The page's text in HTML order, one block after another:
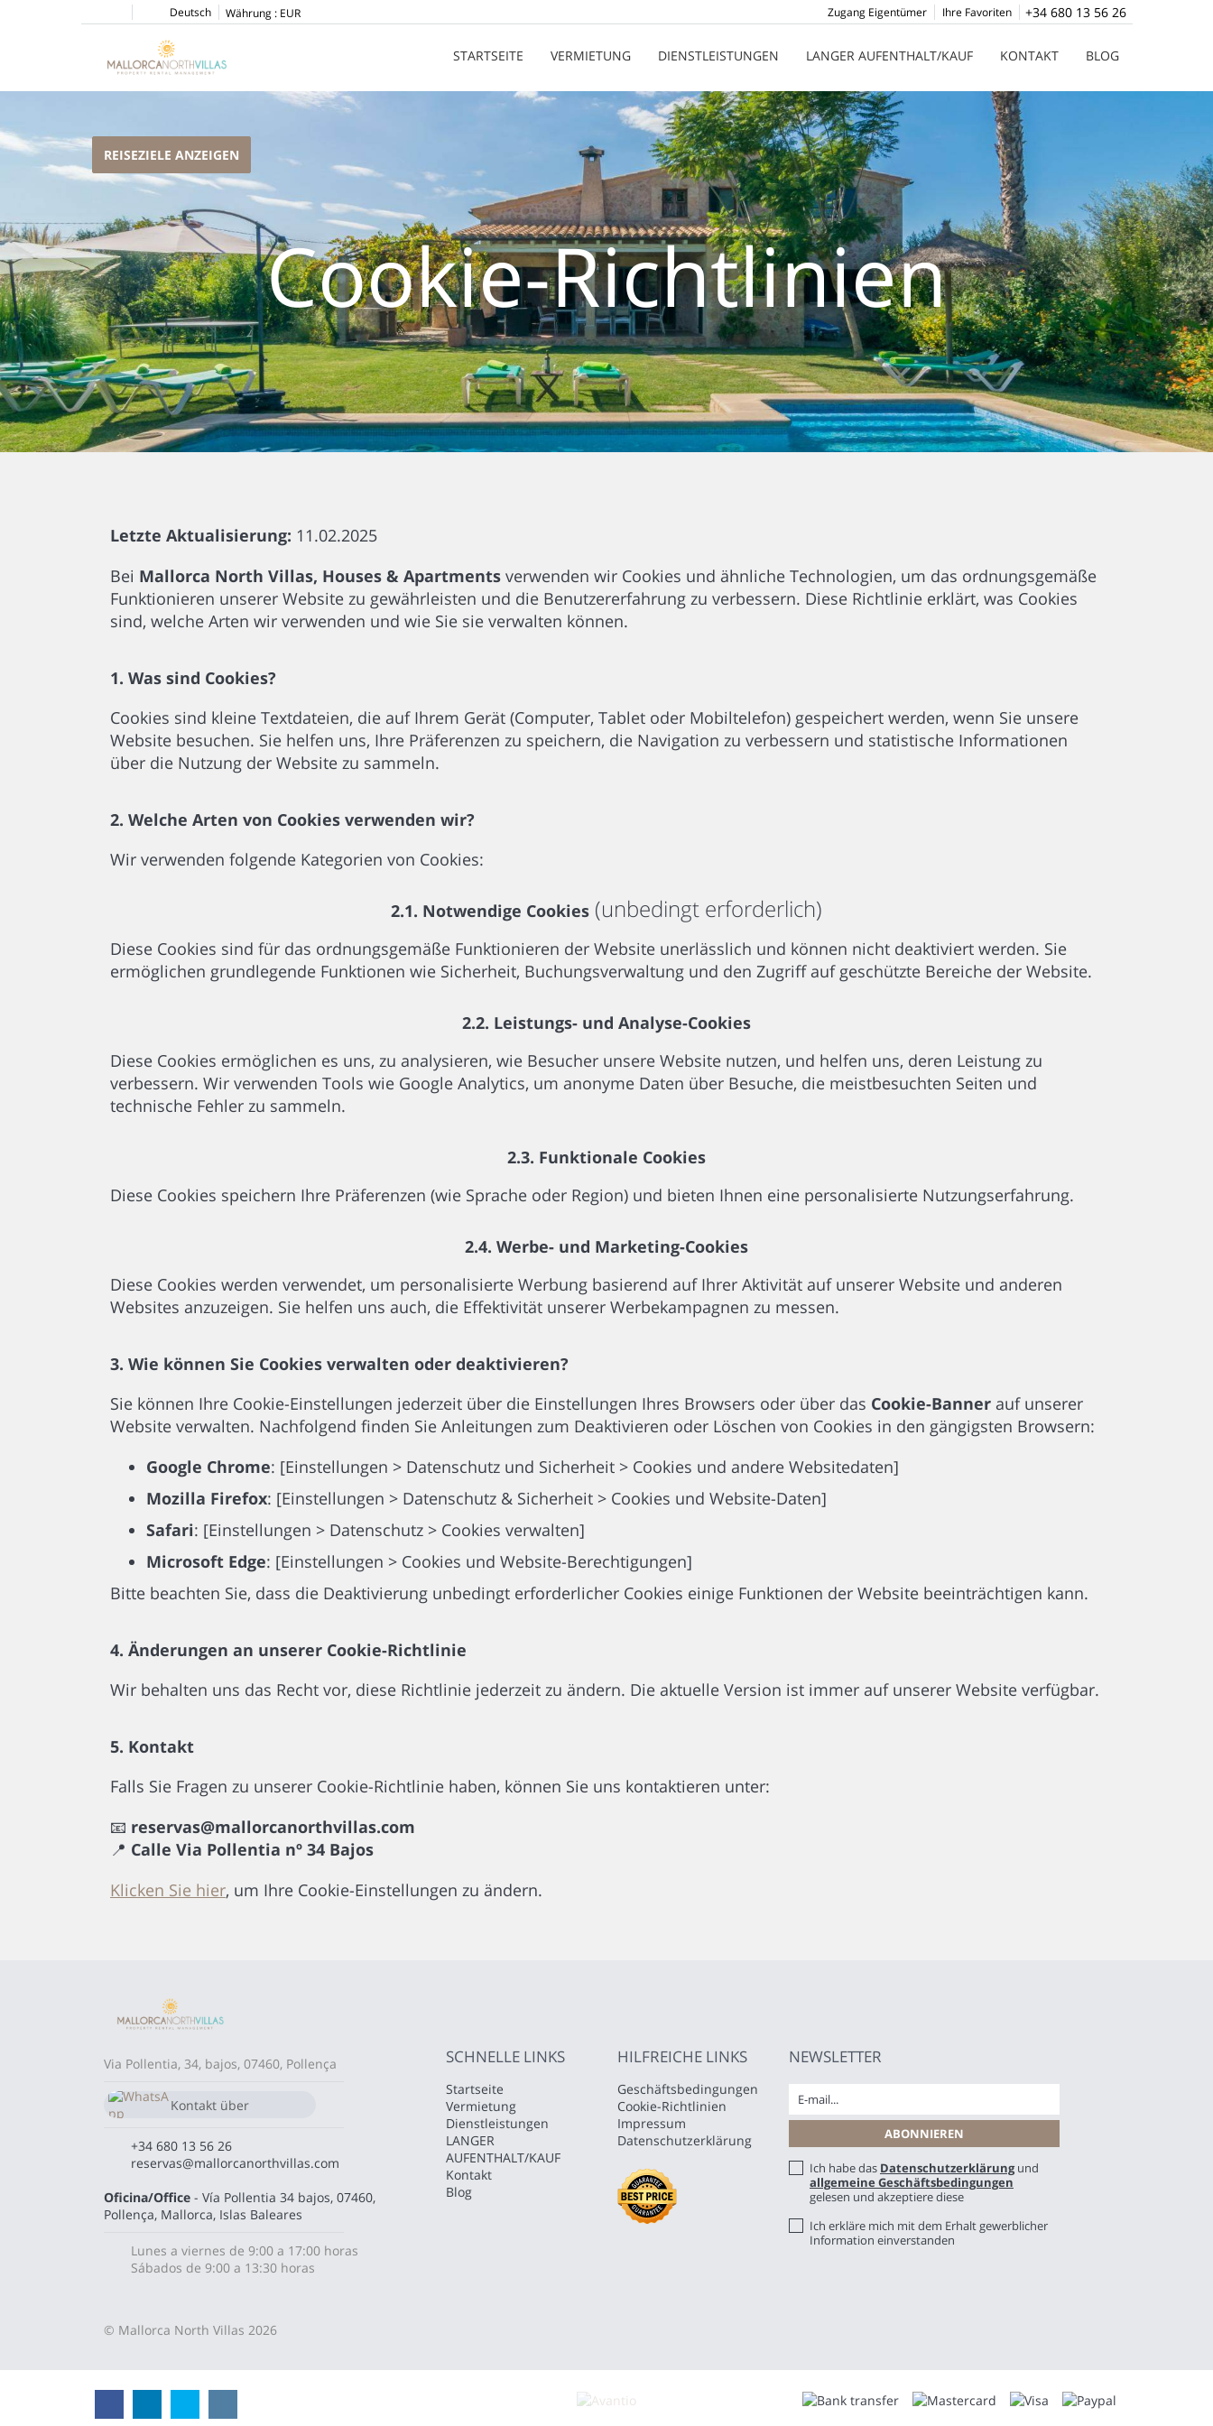
Deutsch Währung : EUR +34 680 13 56 26
Ihre Favoriten
Zugang Eigentümer
STARTSEITE VERMIETUNG DIENSTLEISTUNGEN LANGER AUFENTHALT/KAUF KONTAKT BLOG
REISEZIELE ANZEIGEN
Cookie-Richtlinien
Letzte Aktualisierung: 11.02.2025
Bei Mallorca North Villas, Houses & Apartments verwenden wir Cookies und ähnliche Technologien, um das ordnungsgemäße
Funktionieren unserer Website zu gewährleisten und die Benutzererfahrung zu verbessern. Diese Richtlinie erklärt, was Cookies
sind, welche Arten wir verwenden und wie Sie sie verwalten können.
1. Was sind Cookies?
Cookies sind kleine Textdateien, die auf Ihrem Gerät (Computer, Tablet oder Mobiltelefon) gespeichert werden, wenn Sie unsere
Website besuchen. Sie helfen uns, Ihre Präferenzen zu speichern, die Navigation zu verbessern und statistische Informationen
über die Nutzung der Website zu sammeln.
2. Welche Arten von Cookies verwenden wir?
Wir verwenden folgende Kategorien von Cookies:
2.1. Notwendige Cookies (unbedingt erforderlich)
Diese Cookies sind für das ordnungsgemäße Funktionieren der Website unerlässlich und können nicht deaktiviert werden. Sie
ermöglichen grundlegende Funktionen wie Sicherheit, Buchungsverwaltung und den Zugriff auf geschützte Bereiche der Website.
2.2. Leistungs- und Analyse-Cookies
Diese Cookies ermöglichen es uns, zu analysieren, wie Besucher unsere Website nutzen, und helfen uns, deren Leistung zu
verbessern. Wir verwenden Tools wie Google Analytics, um anonyme Daten über Besuche, die meistbesuchten Seiten und
technische Fehler zu sammeln.
2.3. Funktionale Cookies
Diese Cookies speichern Ihre Präferenzen (wie Sprache oder Region) und bieten Ihnen eine personalisierte Nutzungserfahrung.
2.4. Werbe- und Marketing-Cookies
Diese Cookies werden verwendet, um personalisierte Werbung basierend auf Ihrer Aktivität auf unserer Website und anderen
Websites anzuzeigen. Sie helfen uns auch, die Effektivität unserer Werbekampagnen zu messen.
3. Wie können Sie Cookies verwalten oder deaktivieren?
Sie können Ihre Cookie-Einstellungen jederzeit über die Einstellungen Ihres Browsers oder über das Cookie-Banner auf unserer
Website verwalten. Nachfolgend finden Sie Anleitungen zum Deaktivieren oder Löschen von Cookies in den gängigsten Browsern:
Google Chrome: [Einstellungen > Datenschutz und Sicherheit > Cookies und andere Websitedaten]
Mozilla Firefox: [Einstellungen > Datenschutz & Sicherheit > Cookies und Website-Daten]
Safari: [Einstellungen > Datenschutz > Cookies verwalten]
Microsoft Edge: [Einstellungen > Cookies und Website-Berechtigungen]
Bitte beachten Sie, dass die Deaktivierung unbedingt erforderlicher Cookies einige Funktionen der Website beeinträchtigen kann.
4. Änderungen an unserer Cookie-Richtlinie
Wir behalten uns das Recht vor, diese Richtlinie jederzeit zu ändern. Die aktuelle Version ist immer auf unserer Website verfügbar.
5. Kontakt
Falls Sie Fragen zu unserer Cookie-Richtlinie haben, können Sie uns kontaktieren unter:
📧 reservas@mallorcanorthvillas.com
📍 Calle Via Pollentia nº 34 Bajos
Klicken Sie hier, um Ihre Cookie-Einstellungen zu ändern.
Via Pollentia, 34, bajos, 07460, Pollença
Kontakt über
+34 680 13 56 26
reservas@mallorcanorthvillas.com
Oficina/Office- Vía Pollentia 34 bajos, 07460,
Pollença, Mallorca, Islas Baleares
Lunes a viernes de 9:00 a 17:00 horas
Sábados de 9:00 a 13:30 horas
© Mallorca North Villas 2026
SCHNELLE LINKS
Startseite
Vermietung
Dienstleistungen
LANGER
AUFENTHALT/KAUF
Kontakt
Blog
HILFREICHE LINKS
Geschäftsbedingungen
Cookie-Richtlinien
Impressum
Datenschutzerklärung
NEWSLETTER
Ich habe das Datenschutzerklärungund
allgemeine Geschäftsbedingungen
gelesen und akzeptiere diese
Ich erkläre mich mit dem Erhalt gewerblicher
Information einverstanden